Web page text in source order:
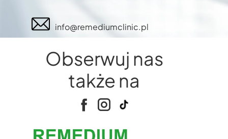
info@remediumclinic.pl
Obserwuj nas
także na